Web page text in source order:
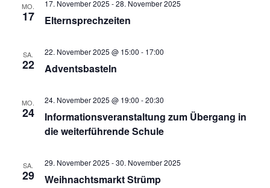
MO.
17 Elternsprechzeiten
17. November 2025 -28. November 2025
SA.
22 Adventsbasteln
22. November 2025 @ 15:00 - 17:00
MO.
24
Informationsveranstaltung zum Übergang in
die weiterführende Schule
24. November 2025 @ 19:00 -20:30
SA.
29 Weihnachtsmarkt Strümp
29. November 2025 -30. November 2025